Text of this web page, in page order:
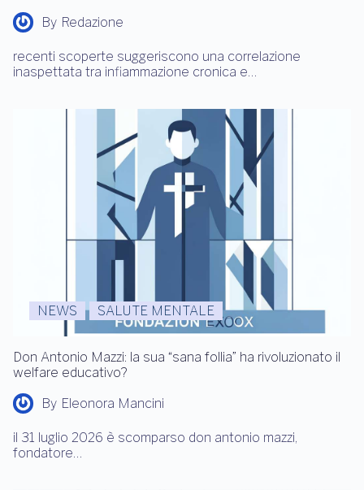
By Redazione
recenti scoperte suggeriscono una correlazione
inaspettata tra infiammazione cronica e…
NEWS SALUTE MENTALE
Don Antonio Mazzi: la sua “sana follia” ha rivoluzionato il
welfare educativo?
By Eleonora Mancini
il 31 luglio 2026 è scomparso don antonio mazzi,
fondatore…